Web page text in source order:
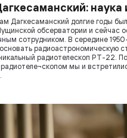
наука
Дагкесаманский долгие годы
обсерватории и сейчас
сотрудником. В середине
радиоастрономическую
радиотелескоп РТ-22.
мы и